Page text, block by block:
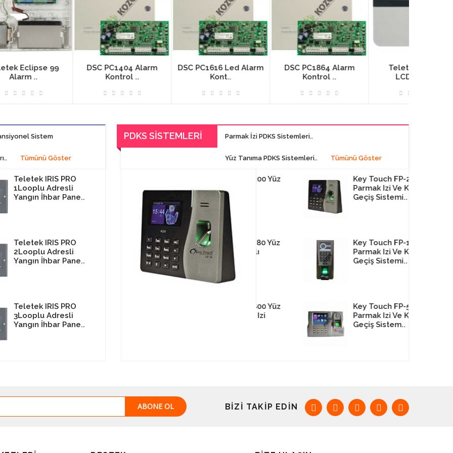
DSC PC1404 Alarm
DSC PC1616 Led Alarm
DSC PC1864 Alarm
Teletek Eclipse
Sistem
Tümünü Göster
Teletek IRIS PRO
1Looplu Adresli
Yangın İhbar Pane..
Teletek IRIS PRO
2Looplu Adresli
Yangın İhbar Pane..
Teletek IRIS PRO
3Looplu Adresli
Yangın İhbar Pane..
4Looplu Adresli
Yangın İhbar Pane..
Teletek IRIS TTE
1Looplu Adresli
Yangın İhbar Pane..
Teletek MAG 2P
Konvansiyonel Yangın
Alarm Paneli
Teletek IRIS TTE
2Looplu Adresli
Yangın İhbar Pane..
Teletek MAG 4P
Konvansiyonel Yangın
Alarm Paneli
PDKS SISTEMLERI Parmak İzi PDKS Sistemleri..
Yüz Tanıma PDKS Sistemleri.. Tümünü Göster
Üye Takip Yazılımı
Yemekhane Takip
Yazılımı
Tanıma Sistemi
Key Touch FD-780 Yüz
Tanıma Ve Kartlı
Sistem
Key Touch FP-20
Parmak Izi Ve Kartlı
Geçiş Sistemi..
Key Touch FP-18
Parmak Izi Ve Kartlı
Geçiş Sistemi..
Key Touch FP-580
Parmak Izi Ve Kartlı
Geçiş Sistem..
ABONE OL BIZI TAKIP EDIN